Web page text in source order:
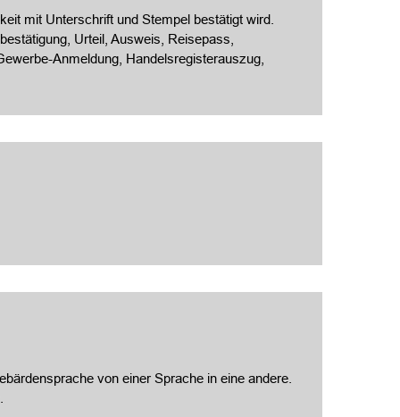
mit Unterschrift und Stempel bestätigt wird.
Urteil, Ausweis, Reisepass,
Anmeldung, Handelsregisterauszug,
von einer Sprache in eine andere.